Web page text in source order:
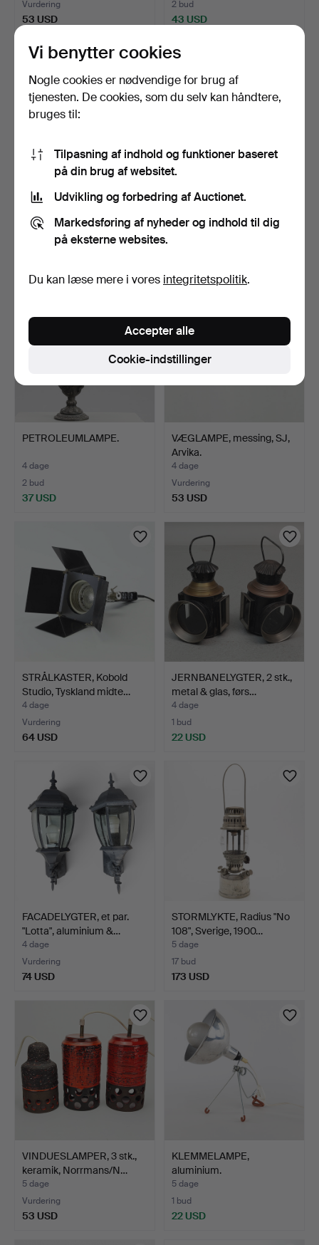
Vurdering
53 USD
2 bud
43 USD
EN FIGURATIV
LAMPEFATNING OG …
4 dage
Vurdering
SPEGELLAMPETTER, et
4 dage
PETROLEUMLAMPE.
4 dage
2 bud
37 USD
VÆGLAMPE, messing, SJ,
Arvika.
4 dage
Vurdering
53 USD
STRÅLKASTER, Kobold
Studio, Tyskland midte…
4 dage
Vurdering
64 USD
JERNBANELYGTER, 2 stk.,
metal & glas, førs…
4 dage
1 bud
22 USD
FACADELYGTER, et par.
"Lotta", aluminium &…
4 dage
Vurdering
74 USD
STORMLYKTE, Radius "No
108", Sverige, 1900…
5 dage
17 bud
173 USD
VINDUESLAMPER, 3 stk.,
keramik, Norrmans/N…
5 dage
Vurdering
53 USD
KLEMMELAMPE,
aluminium.
5 dage
1 bud
22 USD
Vi benytter cookies
Nogle cookies er nødvendige for brug af
tjenesten. De cookies, som du selv kan håndtere,
bruges til:
Tilpasning af indhold og funktioner baseret
på din brug af websitet.
Udvikling og forbedring af Auctionet.
Markedsføring af nyheder og indhold til dig
på eksterne websites.
Du kan læse mere i vores integritetspolitik.
Cookie-indstillinger
Accepter alle